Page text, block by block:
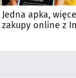
Jedna apka,
zakupy online z